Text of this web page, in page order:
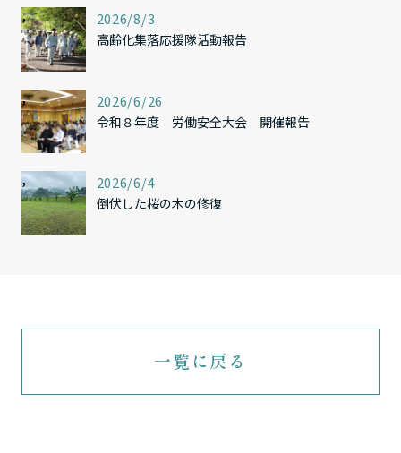
, 2026/8/3
高齢化集落応援隊活動報告
, 2026/6/26
令和８年度 労働安全大会 開催報告
, 2026/6/4
倒伏した桜の木の修復
一覧に戻る